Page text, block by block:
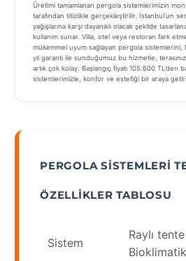
Üretimi tamamlanan pergola sistemlerimizin
tarafından titizlikle gerçekleştirilir. İstanbul’un
yağışlarına karşı dayanıklı olacak şekilde
kullanım sunar. Villa, otel veya restoran fark
mükemmel uyum sağlayan pergola sistemlerini,
yıl garanti ile sunduğumuz bu hizmetle,
artık çok kolay. Başlangıç fiyatı 105.600 TL’den
sistemlerimizle, konfor ve estetiği bir araya
PERGOLA SISTEMLERI
ÖZELLIKLER TABLOSU
Sistem
Raylı